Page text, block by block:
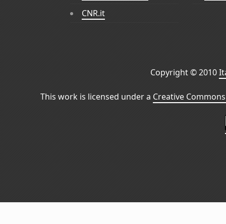
CNR.it
Copyright © 2010
This work is licensed under a Creative